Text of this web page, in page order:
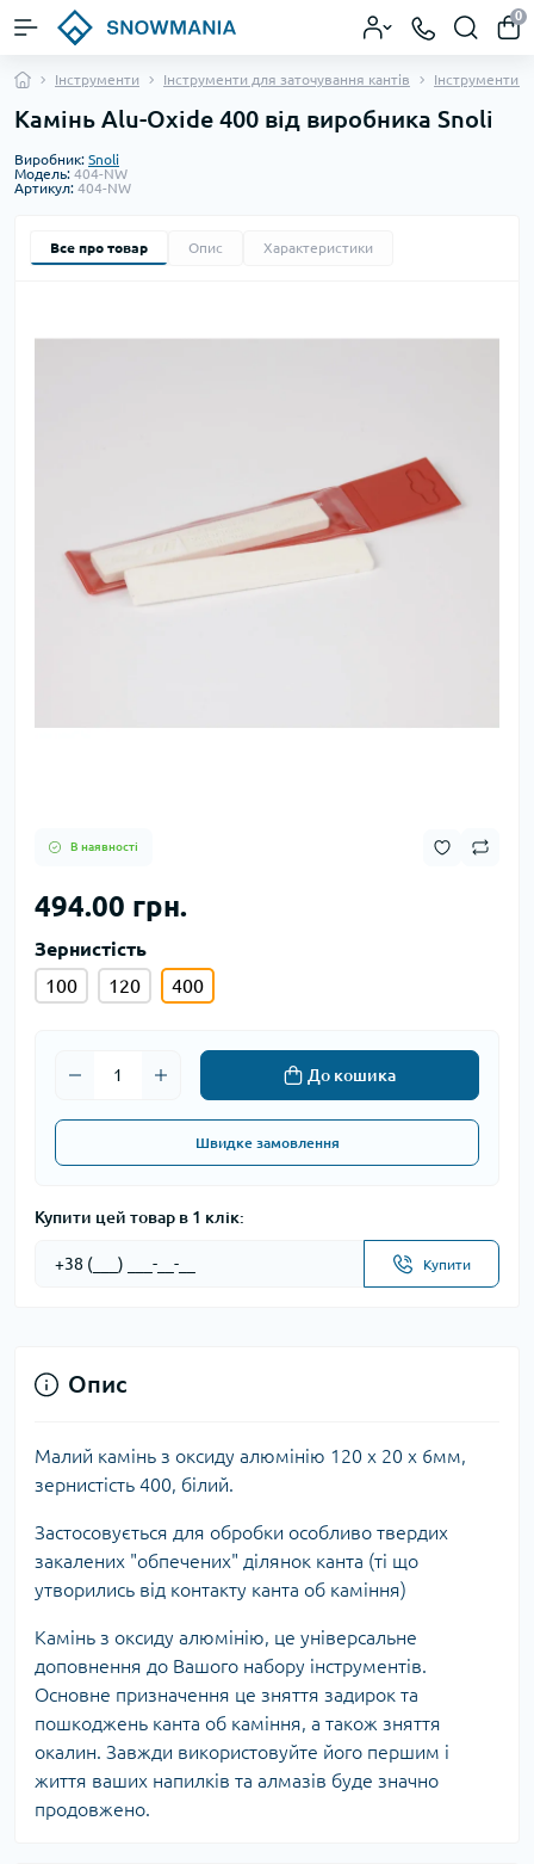
0
Інструменти Інструменти для заточування кантів Інструменти
Камінь Alu-Oxide 400 від виробника Snoli
Виробник: Snoli
Модель: 404-NW
Артикул: 404-NW
Все про товар Опис Характеристики
В наявності
494.00 грн.
Зернистість
100
120 400
До кошика
Швидке замовлення
Купити цей товар в 1 клік:
Купити
Опис
Малий камінь з оксиду алюмінію 120 х 20 х 6мм,
зернистість 400, білий.
Застосовується для обробки особливо твердих
закалених "обпечених" ділянок канта (ті що
утворились від контакту канта об каміння)
Камінь з оксиду алюмінію, це універсальне
доповнення до Вашого набору інструментів.
Основне призначення це зняття задирок та
пошкоджень канта об каміння, а також зняття
окалин. Завжди використовуйте його першим і
життя ваших напилків та алмазів буде значно
продовжено.